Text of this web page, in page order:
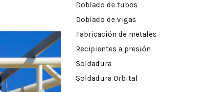
en el servicio de acero estructural
Doblado de tubos
Doblado de vigas
Fabricación de metales
Recipientes a presión
Soldadura
Soldadura Orbital